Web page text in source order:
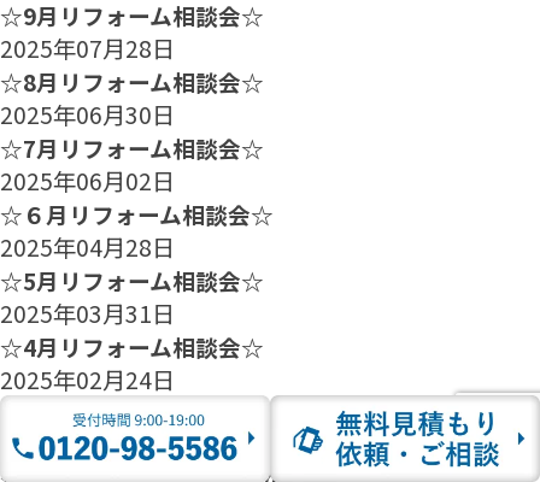
☆9月リフォーム相談会☆
2025年07月28日
☆8月リフォーム相談会☆
2025年06月30日
☆7月リフォーム相談会☆
2025年06月02日
☆６月リフォーム相談会☆
2025年04月28日
☆5月リフォーム相談会☆
2025年03月31日
☆4月リフォーム相談会☆
2025年02月24日
☆3月リフォーム相談会☆
2025年01月27日